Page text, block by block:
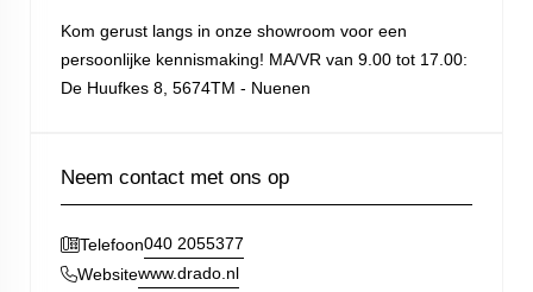
Kom gerust langs in onze showroom voor een
persoonlijke kennismaking! MA/VR van 9.00 tot 17.00:
De Huufkes 8, 5674TM - Nuenen
Neem contact met ons op
Telefoon040 2055377
Websitewww.drado.nl